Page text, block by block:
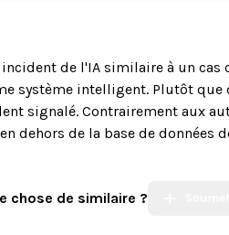
incident de l'IA similaire à un
système intelligent. Plutôt
signalé. Contrairement aux
dehors de la base de données
chose de similaire ?